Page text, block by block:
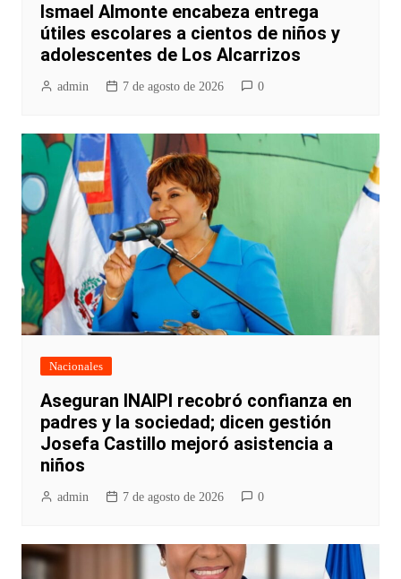
Ismael Almonte encabeza entrega
útiles escolares a cientos de niños y
adolescentes de Los Alcarrizos
admin 7 de agosto de 2026 0
Nacionales
Aseguran INAIPI recobró confianza en
padres y la sociedad; dicen gestión
Josefa Castillo mejoró asistencia a
niños
admin 7 de agosto de 2026 0